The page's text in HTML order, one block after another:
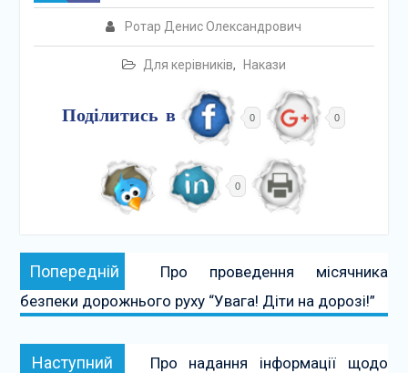
Ротар Денис Олександрович
Для керівників, Накази
Поділитись в 0 0
0
Навігація
записів
Попередній Попередній:
Про проведення місячника
безпеки дорожнього руху “Увага! Діти на дорозі!”
Наступний Наступний:
Про надання інформації щодо